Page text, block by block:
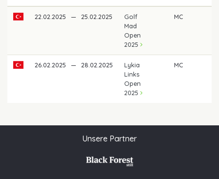
22.02.2025 — 25.02.2025
Golf
Mad
Open
2025
MC
26.02.2025 — 28.02.2025
Lykia
Links
Open
2025
MC
Unsere Partner